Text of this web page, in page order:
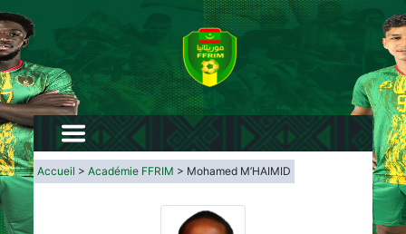
Accueil >Académie FFRIM > Mohamed M’HAIMID